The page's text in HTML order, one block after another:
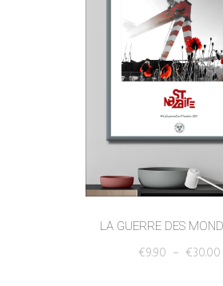
LA GUERRE DES
€9.90 – €30.00